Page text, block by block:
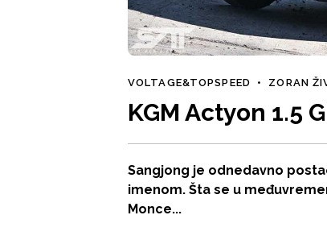
VOLTAGE&TOPSPEED • ZORAN
KGM Actyon 1.5
Sangjong je odnedavno
imenom. Šta se u
Monce...